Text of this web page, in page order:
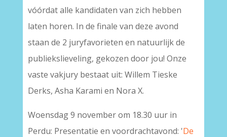
vóórdat alle kandidaten van zich hebben
laten horen. In de finale van deze avond
staan de 2 juryfavorieten en natuurlijk de
publiekslieveling, gekozen door jou! Onze
vaste vakjury bestaat uit: Willem Tieske
Derks, Asha Karami en Nora X.
Woensdag 9 november om 18.30 uur in
Perdu: Presentatie en voordrachtavond: 'De